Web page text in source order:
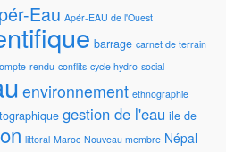
Eau Apér-EAU de l'Ouest
barrage carnet de terrain
rendu conflits cycle hydro-social
environnement ethnographie
gestion de l'eau ile de
littoral Maroc Nouveau membre Népal